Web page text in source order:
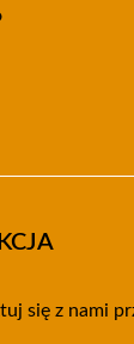
się z nami